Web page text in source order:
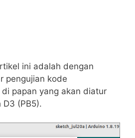
ini adalah dengan
pengujian kode
di papan yang akan diatur
(PB5).